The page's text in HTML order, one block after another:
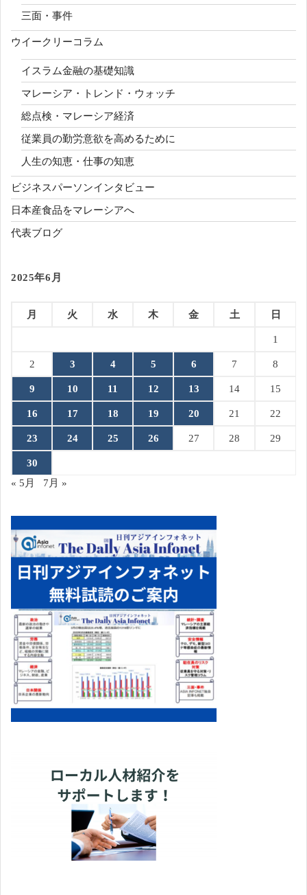
三面・事件
ウイークリーコラム
イスラム金融の基礎知識
マレーシア・トレンド・ウォッチ
総点検・マレーシア経済
従業員の勤労意欲を高めるために
人生の知恵・仕事の知恵
ビジネスパーソンインタビュー
日本産食品をマレーシアへ
代表ブログ
2025年6月
月 火 水 木 金 土 日
1
2 3 4 5 6 7 8
9 10 11 12 13 14 15
16 17 18 19 20 21 22
23 24 25 26 27 28 29
30
« 5月
7月 »